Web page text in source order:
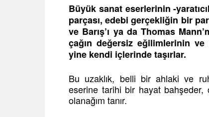
Büyük sanat eserlerinin -
parçası, edebi gerçekliğin bir
ve Barış’ı ya da Thomas
çağın değersiz eğilimlerinin ve
yine kendi içlerinde taşırlar.
Bu uzaklık, belli bir ahlaki ve
eserine tarihi bir hayat bahşeder,
olanağım tanır.